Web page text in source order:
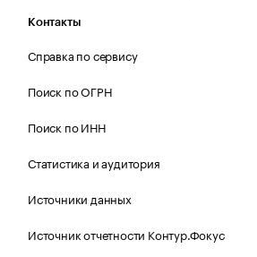
Контакты
Справка по сервису
Поиск по ОГРН
Поиск по ИНН
Статистика и аудитория
Источники данных
Источник отчетности Контур.Фокус